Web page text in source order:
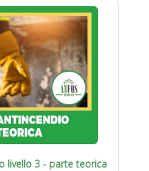
livello 3 - parte teorica